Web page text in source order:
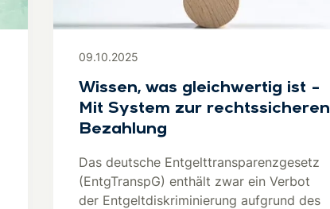
09.10.2025
Wissen, was gleichwertig ist –
Mit System zur rechtssicheren
Bezahlung
Das deutsche Entgelttransparenzgesetz
(EntgTranspG) enthält zwar ein Verbot
der Entgeltdiskriminierung aufgrund des